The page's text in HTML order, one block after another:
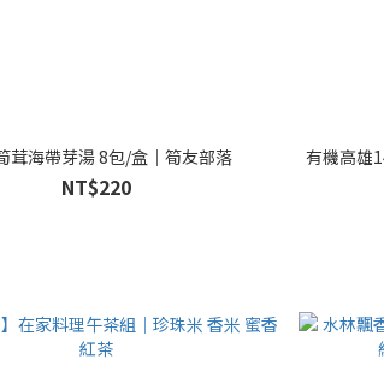
茸海帶芽湯 8包/盒｜筍友部落
NT$220
有機高雄